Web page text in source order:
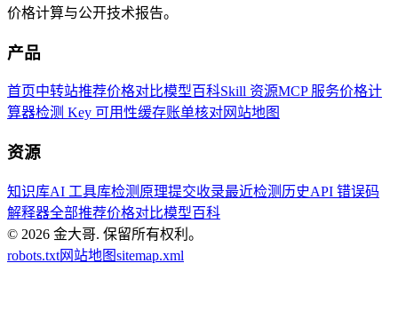
价格计算与公开技术报告。
产品
首页中转站推荐价格对比模型百科Skill 资源MCP 服务价格计
算器检测 Key 可用性缓存账单核对网站地图
资源
知识库AI 工具库检测原理提交收录最近检测历史API 错误码
解释器全部推荐价格对比模型百科
© 2026 金大哥. 保留所有权利。
robots.txt网站地图sitemap.xml